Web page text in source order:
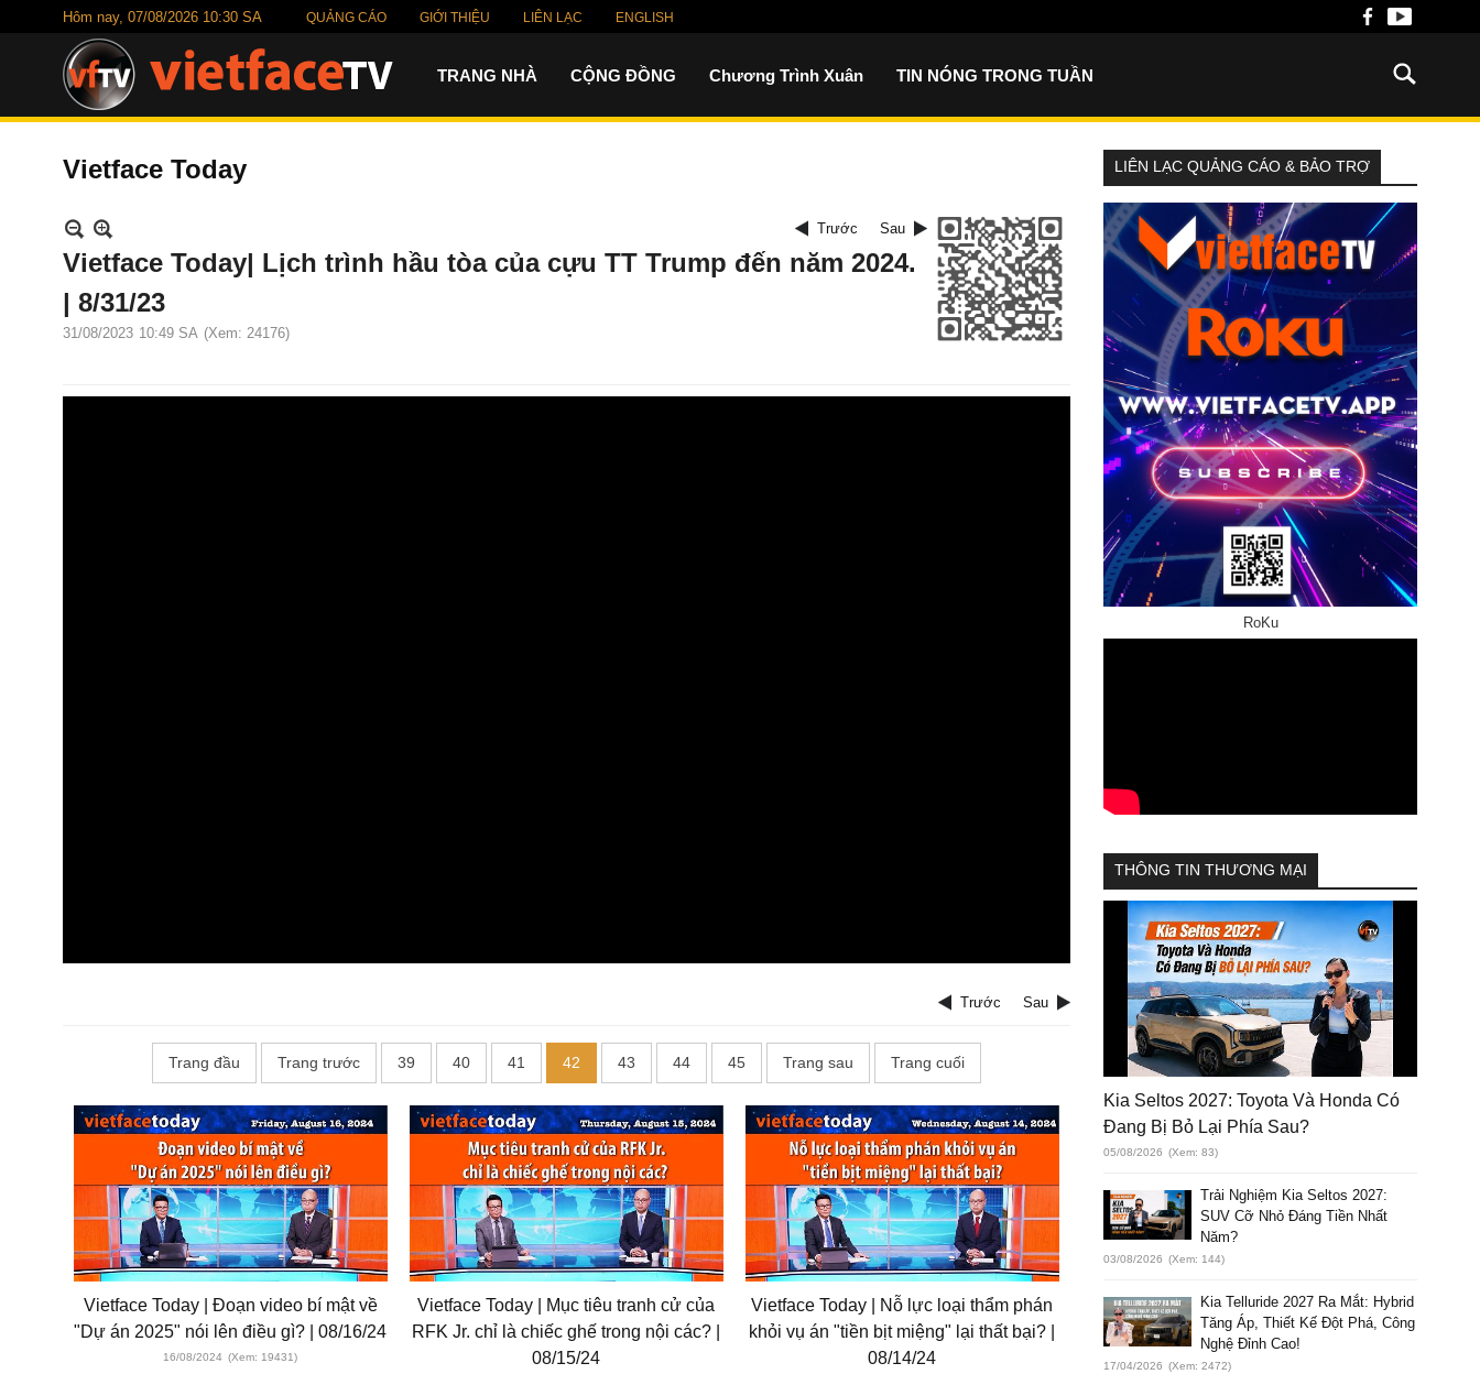
Hôm nay, 07/08/2026 10:30 SA QUẢNG CÁO GIỚI THIỆU LIÊN LẠC ENGLISH
TRANG NHÀ CỘNG ĐỒNG Chương Trình Xuân TIN NÓNG TRONG TUẦN
Vietface Today
Trước Sau
Vietface Today| Lịch trình hầu tòa của cựu TT Trump đến năm 2024.
| 8/31/23
31/08/2023 10:49 SA (Xem: 24176)
Trước Sau
Trang đầu Trang trước 39 40 41 42 43 44 45 Trang sau Trang cuối
Vietface Today | Đoạn video bí mật về
"Dự án 2025" nói lên điều gì? | 08/16/24
16/08/2024 (Xem: 19431)
Vietface Today | Mục tiêu tranh cử của
RFK Jr. chỉ là chiếc ghế trong nội các? |
08/15/24
Vietface Today | Nỗ lực loại thẩm phán
khỏi vụ án "tiền bịt miệng" lại thất bại? |
08/14/24
LIÊN LẠC QUẢNG CÁO & BẢO TRỢ
RoKu
THÔNG TIN THƯƠNG MẠI
Kia Seltos 2027: Toyota Và Honda Có
Đang Bị Bỏ Lại Phía Sau?
05/08/2026 (Xem: 83)
Trải Nghiệm Kia Seltos 2027:
SUV Cỡ Nhỏ Đáng Tiền Nhất
Năm?
03/08/2026 (Xem: 144)
Kia Telluride 2027 Ra Mắt: Hybrid
Tăng Áp, Thiết Kế Đột Phá, Công
Nghệ Đỉnh Cao!
17/04/2026 (Xem: 2472)